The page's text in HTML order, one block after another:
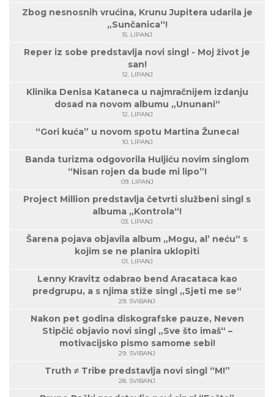
Zbog nesnosnih vrućina, Krunu Jupitera udarila je
„Sunčanica“!
15. LIPANJ
Reper iz sobe predstavlja novi singl - Moj život je
san!
12. LIPANJ
Klinika Denisa Kataneca u najmračnijem izdanju
dosad na novom albumu „Ununani“
12. LIPANJ
“Gori kuća” u novom spotu Martina Žuneca!
10. LIPANJ
Banda turizma odgovorila Huljiću novim singlom
“Nisan rojen da bude mi lipo”!
09. LIPANJ
Project Million predstavlja četvrti službeni singl s
albuma „Kontrola“!
03. LIPANJ
Šarena pojava objavila album „Mogu, al’ neću“ s
kojim se ne planira uklopiti
01. LIPANJ
Lenny Kravitz odabrao bend Aracataca kao
predgrupu, a s njima stiže singl „Sjeti me se“
29. SVIBANJ
Nakon pet godina diskografske pauze, Neven
Stipčić objavio novi singl „Sve što imaš“ –
motivacijsko pismo samome sebi!
29. SVIBANJ
Truth ≠ Tribe predstavlja novi singl “M!”
28. SVIBANJ